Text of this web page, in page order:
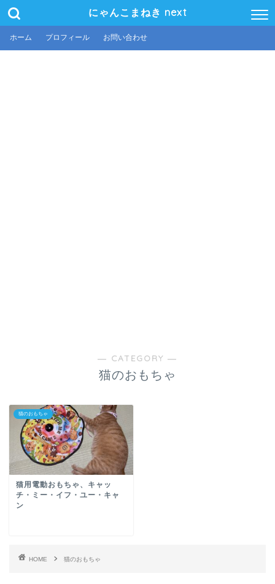
にゃんこまねき next
ホーム プロフィール お問い合わせ
― CATEGORY ―
猫のおもちゃ
猫のおもちゃ
猫用電動おもちゃ、キャッ
チ・ミー・イフ・ユー・キャ
ン
HOME 猫のおもちゃ